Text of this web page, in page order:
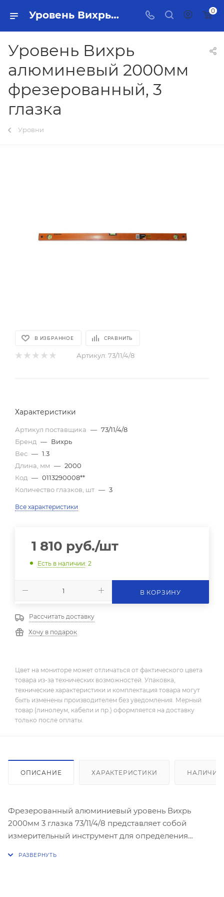
Уровень Вихрь алюминевый 2000мм фрезерованный, 3 глазка Тольятти - купить в интернет-магазине, каталог с ценами и характеристиками 0
Уровень Вихрь
алюминевый 2000мм
фрезерованный, 3
глазка
Уровни
В ИЗБРАННОЕ СРАВНИТЬ
Артикул: 73/11/4/8
Характеристики
Артикул поставщика — 73/11/4/8
Бренд — Вихрь
Вес — 1.3
Длина, мм — 2000
Код — 0113290008**
Количество глазков, шт — 3
Все характеристики
1 810 руб./шт
Есть в наличии: 2
В КОРЗИНУ
Рассчитать доставку
Хочу в подарок
Цвет на мониторе может отличаться от фактического цвета
товара из-за технических возможностей. Упаковка,
технические характеристики и комплектация товара могут
быть изменены производителем без уведомления. Мерный
товар (линолеум, кабели и пр.) оформляется на доставку
только после оплаты.
ОПИСАНИЕ ХАРАКТЕРИСТИКИ НАЛИЧИЕ
Фрезерованный алюминиевый уровень Вихрь
2000мм 3 глазка 73/11/4/8 представляет собой
измерительный инструмент для определения